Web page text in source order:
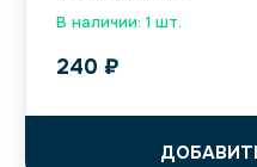
В наличии: 1 шт.
240 ₽